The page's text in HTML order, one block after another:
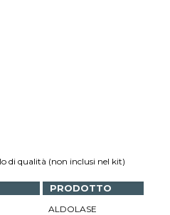
di qualità (non inclusi nel kit)
PRODOTTO
ALDOLASE